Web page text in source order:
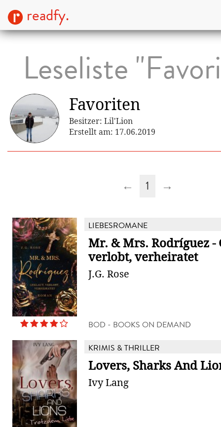
readfy.
Leseliste
Favoriten
Besitzer: Lil'Lion
Erstellt am: 17.06.2019
← 1 →
LIEBESROMANE
Mr. & Mrs. Rodríguez -
verlobt, verheiratet
J.G. Rose
BOD - BOOKS ON DEMAND
KRIMIS & THRILLER
Lovers, Sharks And
Ivy Lang